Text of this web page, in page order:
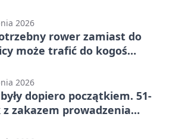
2026
rower zamiast do
może trafić do kogoś
2026
dopiero początkiem. 51-
zakazem prowadzenia